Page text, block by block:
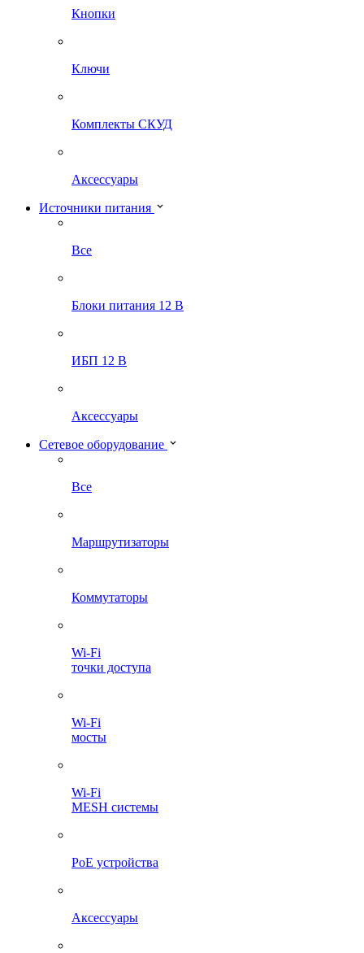
Кнопки
Ключи
Комплекты СКУД
Аксессуары
Источники питания
Все
Блоки питания 12 В
ИБП 12 В
Аксессуары
Сетевое оборудование
Все
Маршрутизаторы
Коммутаторы
Wi-Fi
точки доступа
Wi-Fi
мосты
Wi-Fi
MESH системы
PoE устройства
Аксессуары